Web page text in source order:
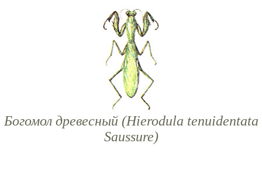
Богомол древесный (Hierodula tenuidentata
Saussure)